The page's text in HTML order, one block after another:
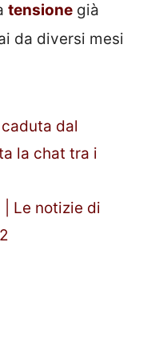
tensione già
da diversi mesi
dal
la chat tra i
| Le notizie di